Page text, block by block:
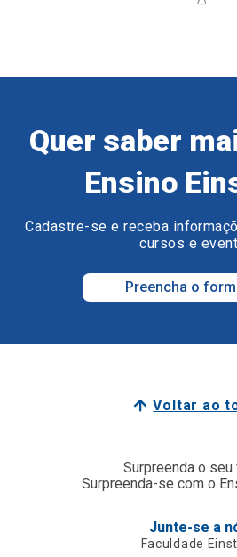
Quer saber
Ensino
Cadastre-se e receba
cursos e
Preencha o
Voltar ao
Surpreenda o seu
Surpreenda-se com o
Junte-se a
Faculdade